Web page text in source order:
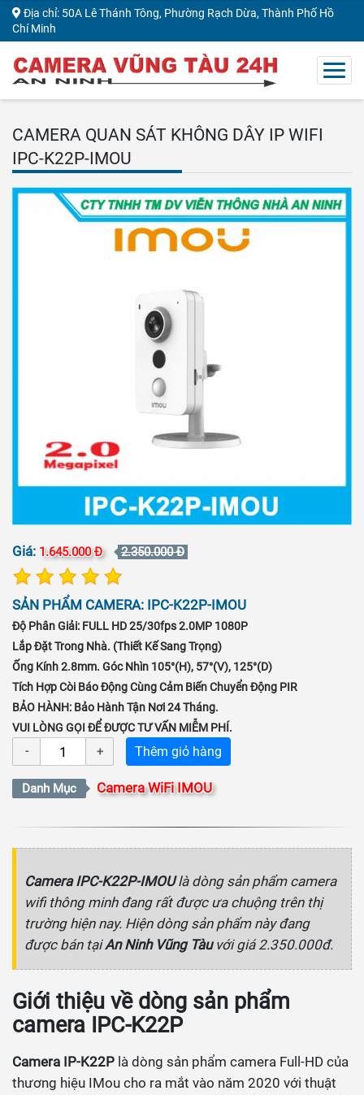
Địa chỉ: 50A Lê Thánh Tông, Phường Rạch Dừa, Thành Phố Hồ
Chí Minh
CAMERA QUAN SÁT KHÔNG DÂY IP WIFI
IPC-K22P-IMOU
Giá: 1.645.000 Đ 2.350.000 Đ
SẢN PHẨM CAMERA: IPC-K22P-IMOU
Độ Phân Giải: FULL HD 25/30fps 2.0MP 1080P
Lắp Đặt Trong Nhà. (thiết Kế Sang Trọng)
Ống Kính 2.8mm. Góc Nhìn 105°(H), 57°(V), 125°(D)
Tích Hợp Còi Báo Động Cùng Cảm Biến Chuyển Động PIR
BẢO HÀNH: Bảo Hành Tận Nơi 24 Tháng.
VUI LÒNG GỌI ĐỂ ĐƯỢC TƯ VẤN MIỄM PHÍ.
Thêm giỏ hàng
Danh Mục Camera WiFi IMOU
Camera IPC-K22P-IMOUlà dòng sản phẩm camera
wifi thông minh đang rất được ưa chuộng trên thị
trường hiện nay. Hiện dòng sản phẩm này đang
được bán tạiAn Ninh Vũng Tàuvới giá 2.350.000đ.
Giới thiệu về dòng sản phẩm
camera IPC-K22P
Camera IP-K22P là dòng sản phẩm camera Full-HD của
thương hiệu IMou cho ra mắt vào năm 2020 với thuật